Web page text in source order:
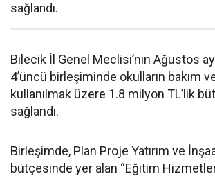
sağlandı.
Bilecik İl Genel Meclisi’nin Ağustos
4’üncü birleşiminde okulların bakım
kullanılmak üzere 1.8 milyon TL’lik
sağlandı.
Birleşimde, Plan Proje Yatırım ve
bütçesinde yer alan “Eğitim